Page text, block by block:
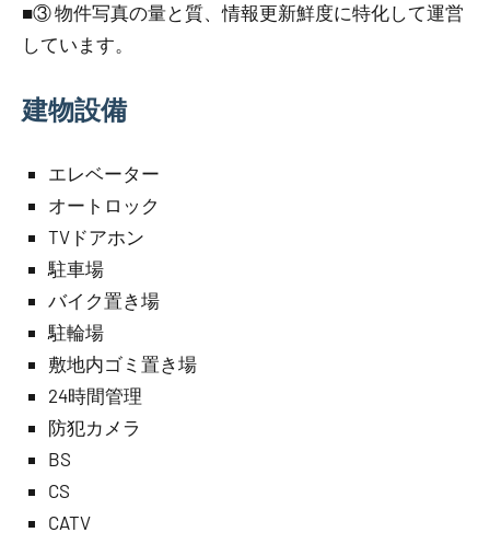
■③ 物件写真の量と質、情報更新鮮度に特化して運営
しています。
建物設備
エレベーター
オートロック
TVドアホン
駐車場
バイク置き場
駐輪場
敷地内ゴミ置き場
24時間管理
防犯カメラ
BS
CS
CATV